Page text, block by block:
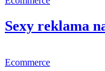
Sexy reklama
Ecommerce